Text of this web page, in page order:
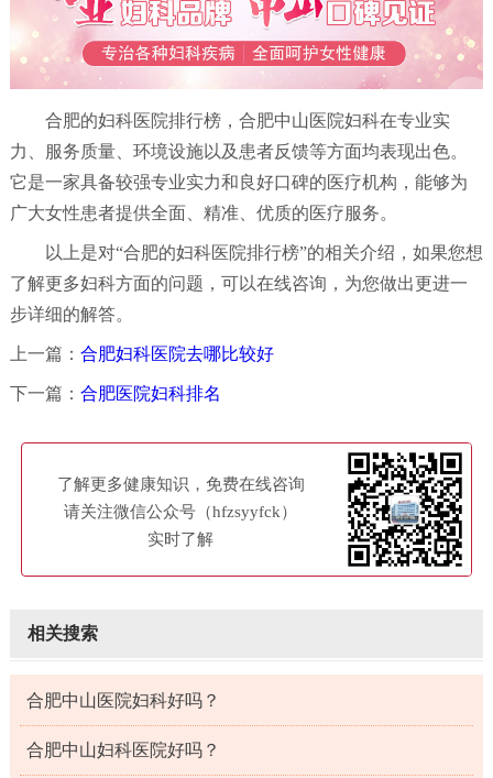
合肥的妇科医院排行榜，合肥中山医院妇科在专业实
力、服务质量、环境设施以及患者反馈等方面均表现出色。
它是一家具备较强专业实力和良好口碑的医疗机构，能够为
广大女性患者提供全面、精准、优质的医疗服务。
以上是对“合肥的妇科医院排行榜”的相关介绍，如果您想
了解更多妇科方面的问题，可以在线咨询，为您做出更进一
步详细的解答。
上一篇： 合肥妇科医院去哪比较好
下一篇： 合肥医院妇科排名
了解更多健康知识，免费在线咨询
请关注微信公众号（hfzsyyfck）
实时了解
相关搜索
合肥中山医院妇科好吗？
合肥中山妇科医院好吗？